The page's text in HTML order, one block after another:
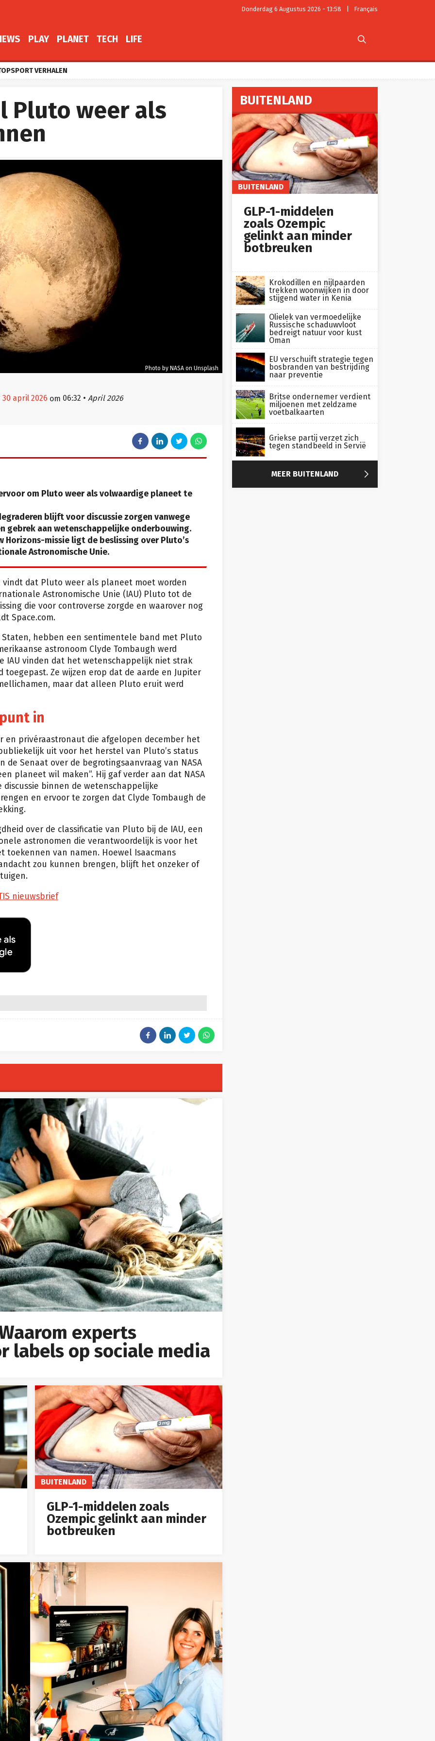
Donderdag 6 Augustus 2026 - 13:58 Français
PLAY PLANET TECH LIFE 
VERHALEN
Pluto weer als
Photo by NASA on Unsplash
30 april 2026 om 06:32 • April 2026
om Pluto weer als volwaardige planeet te
blijft voor discussie zorgen vanwege
gebrek aan wetenschappelijke onderbouwing.
Horizons-missie ligt de beslissing over Pluto’s
Astronomische Unie.
vindt dat Pluto weer als planeet moet worden
Astronomische Unie (IAU) Pluto tot de
die voor controverse zorgde en waarover nog
Space.com.
Staten, hebben een sentimentele band met Pluto
astronoom Clyde Tombaugh werd
IAU vinden dat het wetenschappelijk niet strak
Ze wijzen erop dat de aarde en Jupiter
maar dat alleen Pluto eruit werd
in
en privéraastronaut die afgelopen december het
uit voor het herstel van Pluto’s status
Senaat over de begrotingsaanvraag van NASA
planeet wil maken”. Hij gaf verder aan dat NASA
binnen de wetenschappelijke
en ervoor te zorgen dat Clyde Tombaugh de
over de classificatie van Pluto bij de IAU, een
astronomen die verantwoordelijk is voor het
van namen. Hoewel Isaacmans
zou kunnen brengen, blijft het onzeker of
nieuwsbrief
experts
labels op sociale media
BUITENLAND
GLP-1-middelen zoals
Ozempic gelinkt aan minder
botbreuken
BUITENLAND
BUITENLAND
GLP-1-middelen
zoals Ozempic
gelinkt aan minder
botbreuken
Krokodillen en nijlpaarden
trekken woonwijken in door
stijgend water in Kenia
Olielek van vermoedelijke
Russische schaduwvloot
bedreigt natuur voor kust
Oman
EU verschuift strategie tegen
bosbranden van bestrijding
naar preventie
Britse ondernemer verdient
miljoenen met zeldzame
voetbalkaarten
Griekse partij verzet zich
tegen standbeeld in Servië
MEER BUITENLAND 